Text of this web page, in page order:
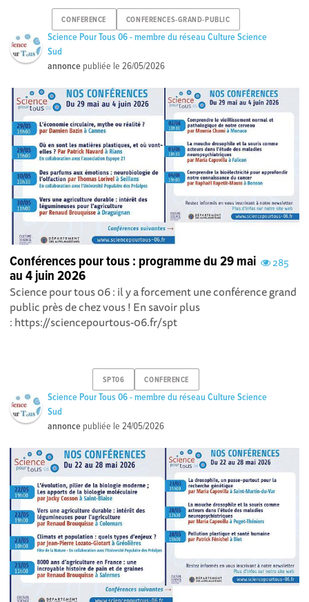
CONFERENCE CONFERENCES-GRAND-PUBLIC
Science Pour Tous 06 - membre du réseau Culture Science
Sud
annonce publiée le26/05/2026
285
Conférences pour tous : programme du 29 mai
au 4 juin 2026
Science pour tous 06 : il y a forcement une conférence grand
public près de chez vous ! En savoir plus
: https://sciencepourtous-06.fr/spt
SPT06 CONFERENCE
Science Pour Tous 06 - membre du réseau Culture Science
Sud
annonce publiée le24/05/2026